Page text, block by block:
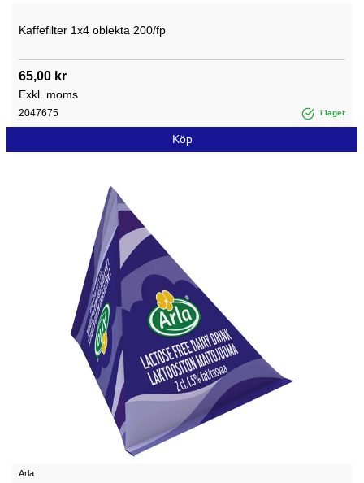
Kaffefilter 1x4 oblekta 200/fp
65,00 kr
Exkl. moms
2047675 i lager
Köp
Arla